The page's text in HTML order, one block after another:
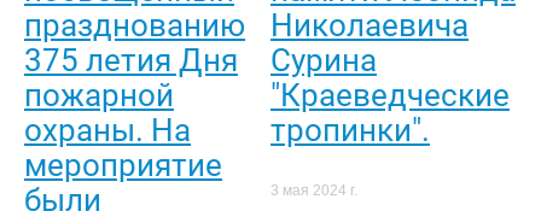
празднованию
375 летия Дня
пожарной
охраны. На
мероприятие
были
Николаевича
Сурина
"Краеведческие
тропинки".
3 мая 2024 г.